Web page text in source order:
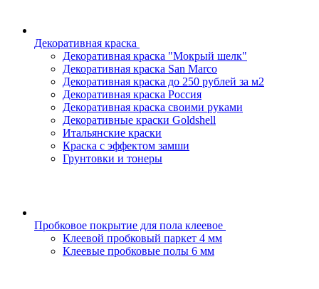
Декоративная краска
Декоративная краска "Мокрый шелк"
Декоративная краска San Marco
Декоративная краска до 250 рублей за м2
Декоративная краска Россия
Декоративная краска своими руками
Декоративные краски Goldshell
Итальянские краски
Краска с эффектом замши
Грунтовки и тонеры
Пробковое покрытие для пола клеевое
Клеевой пробковый паркет 4 мм
Клеевые пробковые полы 6 мм